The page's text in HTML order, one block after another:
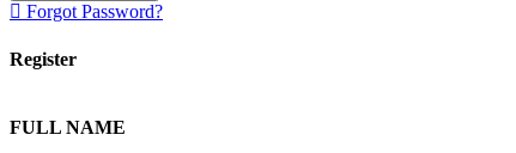
Forgot Password?
Register
FULL NAME